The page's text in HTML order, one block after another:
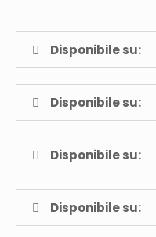
Disponibile su:
Disponibile su:
Disponibile su:
Disponibile su: